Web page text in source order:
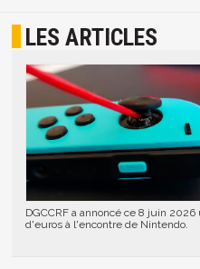
LES ARTICLES
DGCCRF a annoncé ce 8 juin
d'euros à l'encontre de Nintendo.